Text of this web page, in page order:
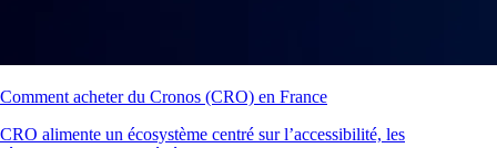
Comment acheter du Cronos (CRO) en France
CRO alimente un écosystème centré sur l’accessibilité, les